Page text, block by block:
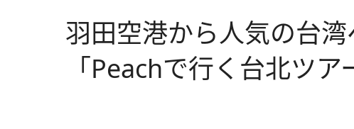
羽田空港から人気の台
「Peachで行く台北ツ